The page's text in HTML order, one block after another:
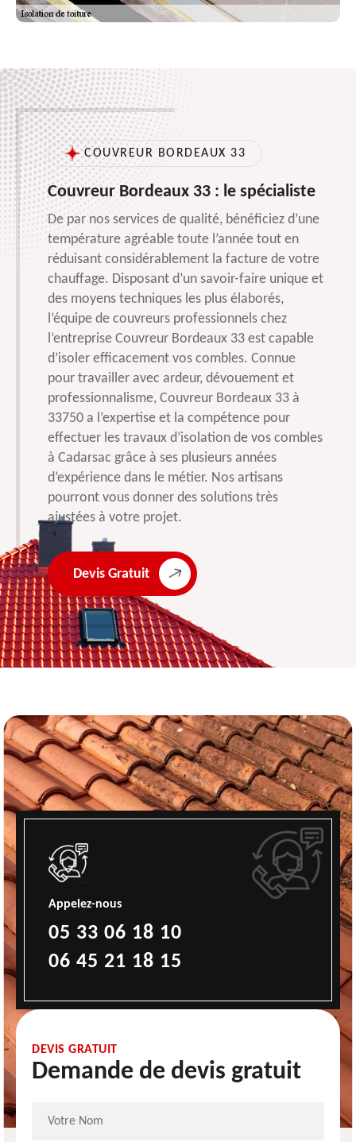
COUVREUR BORDEAUX 33
Couvreur Bordeaux 33 : le spécialiste
De par nos services de qualité, bénéficiez d’une
température agréable toute l’année tout en
réduisant considérablement la facture de votre
chauffage. Disposant d’un savoir-faire unique et
des moyens techniques les plus élaborés,
l’équipe de couvreurs professionnels chez
l’entreprise Couvreur Bordeaux 33 est capable
d’isoler efficacement vos combles. Connue
pour travailler avec ardeur, dévouement et
professionnalisme, Couvreur Bordeaux 33 à
33750 a l’expertise et la compétence pour
effectuer les travaux d’isolation de vos combles
à Cadarsac grâce à ses plusieurs années
d’expérience dans le métier. Nos artisans
pourront vous donner des solutions très
ajustées à votre projet.
Devis Gratuit
Appelez-nous
05 33 06 18 10
06 45 21 18 15
DEVIS GRATUIT
Demande de devis gratuit